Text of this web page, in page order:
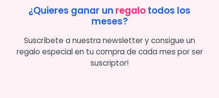
¿Quieres ganar un regalotodos los
meses?
Suscríbete a nuestra newsletter y consigue un
regalo especial en tu compra de cada mes por ser
suscriptor!